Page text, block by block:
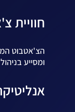
חוויית
ומסייע